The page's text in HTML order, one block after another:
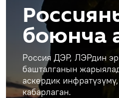
боюнча
Россия ДЭР, ЛЭРдин
башталганын
аскердик
кабарлаган.